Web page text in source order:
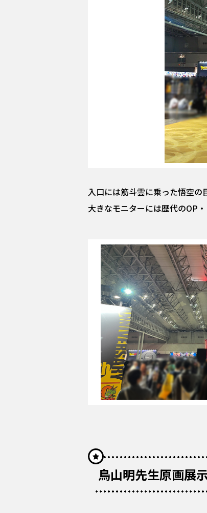
入口には筋斗雲に乗った悟空の
大きなモニターには歴代のOP
鳥山明先生原画展